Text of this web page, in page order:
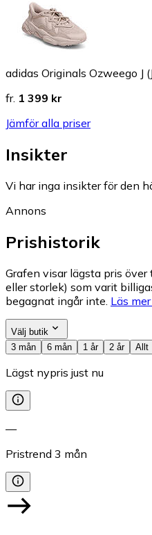
adidas Originals Ozweego J
fr. 1 399 kr
Jämför alla priser
Insikter
Vi har inga insikter för den
Annons
Prishistorik
Grafen visar lägsta pris
eller storlek) som varit
begagnat ingår inte. Läs
Välj butik
3 mån
6 mån 1 år 2 år Allt
Lägst nypris just nu
—
Pristrend 3 mån